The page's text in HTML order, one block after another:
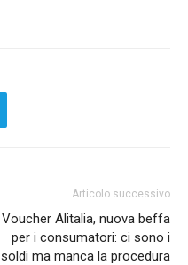
Articolo successivo
Voucher Alitalia, nuova beffa
per i consumatori: ci sono i
soldi ma manca la procedura